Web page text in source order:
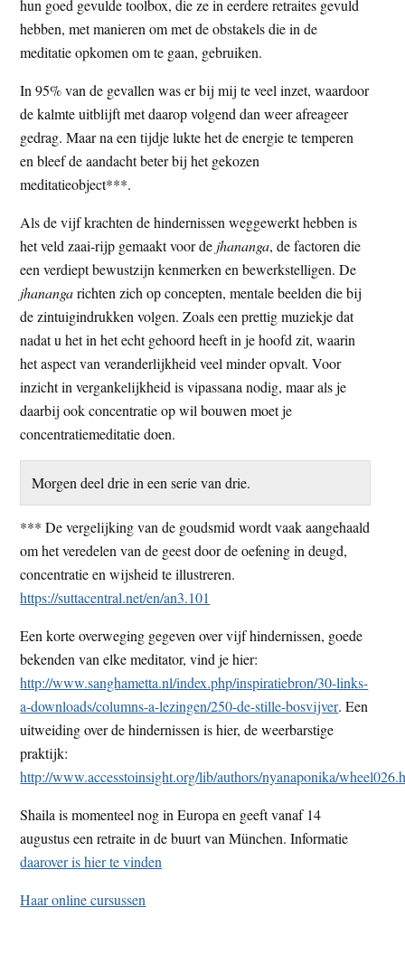
hun goed gevulde toolbox, die ze in eerdere retraites gevuld
hebben, met manieren om met de obstakels die in de
meditatie opkomen om te gaan, gebruiken.
In 95% van de gevallen was er bij mij te veel inzet, waardoor
de kalmte uitblijft met daarop volgend dan weer afreageer
gedrag. Maar na een tijdje lukte het de energie te temperen
en bleef de aandacht beter bij het gekozen
meditatieobject***.
Als de vijf krachten de hindernissen weggewerkt hebben is
het veld zaai-rijp gemaakt voor de jhananga, de factoren die
een verdiept bewustzijn kenmerken en bewerkstelligen. De
jhanangarichten zich op concepten, mentale beelden die bij
de zintuigindrukken volgen. Zoals een prettig muziekje dat
nadat u het in het echt gehoord heeft in je hoofd zit, waarin
het aspect van veranderlijkheid veel minder opvalt. Voor
inzicht in vergankelijkheid is vipassana nodig, maar als je
daarbij ook concentratie op wil bouwen moet je
concentratiemeditatie doen.
Morgen deel drie in een serie van drie.
*** De vergelijking van de goudsmid wordt vaak aangehaald
om het veredelen van de geest door de oefening in deugd,
concentratie en wijsheid te illustreren.
https://suttacentral.net/en/an3.101
Een korte overweging gegeven over vijf hindernissen, goede
bekenden van elke meditator, vind je hier:
http://www.sanghametta.nl/index.php/inspiratiebron/30-links-
a-downloads/columns-a-lezingen/250-de-stille-bosvijver. Een
uitweiding over de hindernissen is hier, de weerbarstige
praktijk:
http://www.accesstoinsight.org/lib/authors/nyanaponika/
Shaila is momenteel nog in Europa en geeft vanaf 14
augustus een retraite in de buurt van München. Informatie
daarover is hier te vinden
Haar online cursussen